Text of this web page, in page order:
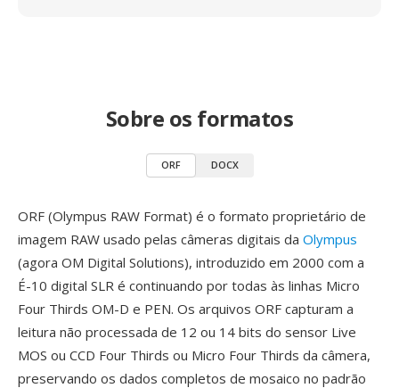
Sobre os formatos
ORF DOCX
ORF (Olympus RAW Format) é o formato proprietário de
imagem RAW usado pelas câmeras digitais da Olympus
(agora OM Digital Solutions), introduzido em 2000 com a
É-10 digital SLR é continuando por todas às linhas Micro
Four Thirds OM-D e PEN. Os arquivos ORF capturam a
leitura não processada de 12 ou 14 bits do sensor Live
MOS ou CCD Four Thirds ou Micro Four Thirds da câmera,
preservando os dados completos de mosaico no padrão